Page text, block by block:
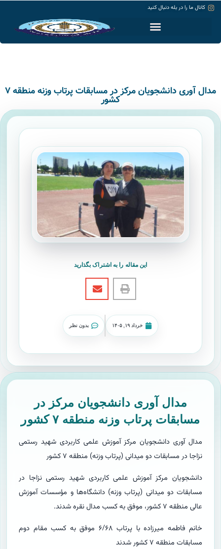
کانال ما را در بله دنبال کنید
مدال آوری دانشجویان مرکز در مسابقات پرتاب وزنه منطقه ۷
کشور
این مقاله را به اشتراک بگذارید
خرداد ۱۹, ۱۴۰۵ بدون نظر
مدال آوری دانشجویان مرکز در
مسابقات پرتاب وزنه منطقه ۷ کشور
مدال آوری دانشجویان مرکز آموزش علمی کاربردی شهید رستمی
نزاجا در مسابقات دو میدانی (پرتاب وزنه) منطقه ۷ کشور
دانشجویان مرکز آموزش علمی کاربردی شهید رستمی نزاجا در
مسابقات دو میدانی (پرتاب وزنه) دانشگاه‌ها و مؤسسات آموزش
عالی منطقه ۷ کشور، موفق به کسب مدال نقره شدند.
خانم فاطمه میرزاده با پرتاب ۶/۶۸ موفق به کسب مقام دوم
مسابقات منطقه ۷ کشور شدند